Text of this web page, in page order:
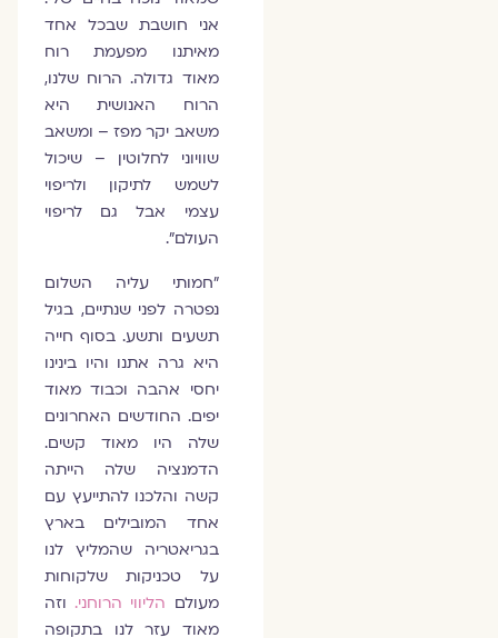
אני חושבת שבכל אחד
מאיתנו מפעמת רוח
מאוד גדולה. הרוח שלנו,
הרוח האנושית היא
משאב יקר מפז – ומשאב
שוויוני לחלוטין – שיכול
לשמש לתיקון ולריפוי
עצמי אבל גם לריפוי
העולם".
"חמותי עליה השלום
נפטרה לפני שנתיים, בגיל
תשעים ותשע. בסוף חייה
היא גרה אתנו והיו בינינו
יחסי אהבה וכבוד מאוד
יפים. החודשים האחרונים
שלה היו מאוד קשים.
הדמנציה שלה הייתה
קשה והלכנו להתייעץ עם
אחד המובילים בארץ
בגריאטריה שהמליץ לנו
על טכניקות שלקוחות
מעולםהליווי הרוחני.וזה
מאוד עזר לנו בתקופה